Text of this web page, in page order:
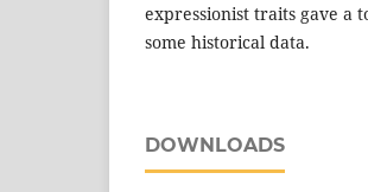
expressionist traits gave a
some historical data.
DOWNLOADS